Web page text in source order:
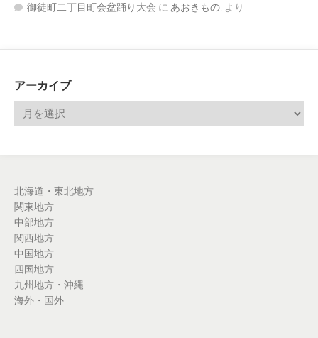
御徒町二丁目町会盆踊り大会 に あおきもの. より
アーカイブ
北海道・東北地方
関東地方
中部地方
関西地方
中国地方
四国地方
九州地方・沖縄
海外・国外